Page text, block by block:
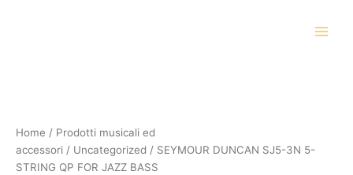
Home / Prodotti musicali ed
accessori / Uncategorized / SEYMOUR DUNCAN SJ5-3N 5-
STRING QP FOR JAZZ BASS
5-
STRING
QP